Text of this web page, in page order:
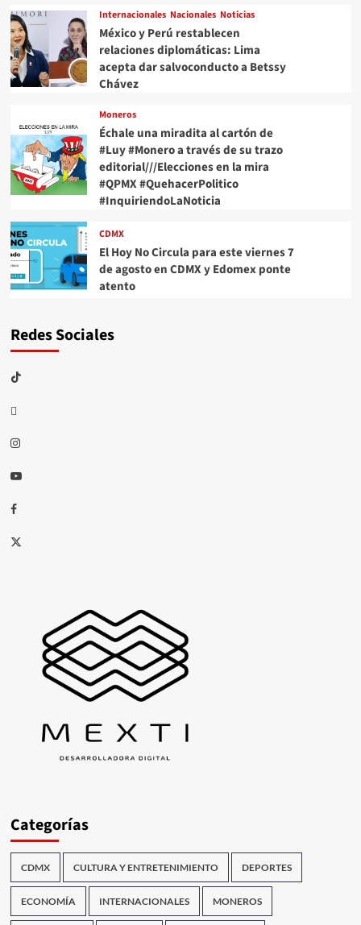
Internacionales Nacionales Noticias
México y Perú restablecen
relaciones diplomáticas: Lima
acepta dar salvoconducto a Betssy
Chávez
Moneros
Échale una miradita al cartón de
#Luy #Monero a través de su trazo
editorial///Elecciones en la mira
#QPMX #QuehacerPolitico
#InquiriendoLaNoticia
CDMX
El Hoy No Circula para este viernes 7
de agosto en CDMX y Edomex ponte
atento
Redes Sociales
TikTok
threads
Instagram
Youtube
Facebook
X
Categorías
CDMX CULTURA Y ENTRETENIMIENTO DEPORTES
ECONOMÍA INTERNACIONALES MONEROS